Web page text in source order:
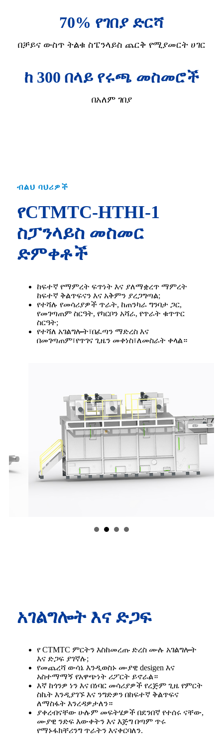
70% የገበያ ድርሻ
በቻይና ውስጥ ትልቁ ስፔንላይስ ጨርቅ የሚያመርት ሀገር
ከ 300 በላይ የሩጫ መስመሮች
በአለም ገበያ
ብልህ ባህሪዎች
የCTMTC-HTHI-1
ስፓንላይስ መስመር
ድምቀቶች
ከፍተኛ የማምረት ፍጥነት እና ያለማቋረጥ ማምረት
ከፍተኛ ቅልጥፍናን እና አቅምን ያረጋግጣል;
የተሻሉ የመሳሪያዎች ጥራት, ከጠንካራ ግንባታ ጋር,
የመገጣጠም ስርዓት, የካርቦን አሻራ, የጥራት ቁጥጥር
ስርዓት;
የተሻለ አገልግሎት፣በፈጣን ማድረስ እና
በመገጣጠም፣የጥገና ጊዜን መቀነስ፣ለመስራት ቀላል።
አገልግሎት እና ድጋፍ
የ CTMTC ምርትን እስከመረጡ ድረስ ሙሉ አገልግሎት
እና ድጋፍ ያገኛሉ;
የመጨረሻ ውሳኔ እንዲወስኑ ሙያዊ desigen እና
አስተማማኝ የአዋጭነት ሪፖርት ይኖራል።
እኛ ከጎንዎ ነን እና በነባር መሳሪያዎች የረጅም ጊዜ የምርት
ስኬት እንዲያገኙ እና ንግድዎን በከፍተኛ ቅልጥፍና
ለማስፋት እንረዳዎታለን።
ያቀረብናቸው ሁሉም መፍትሄዎች በደንበኛ የተሰሩ ናቸው,
ሙያዊ ንድፍ እውቀትን እና እጅግ በጣም ጥሩ
የማኑፋክቸሪንግ ጥራትን እናቀርባለን.